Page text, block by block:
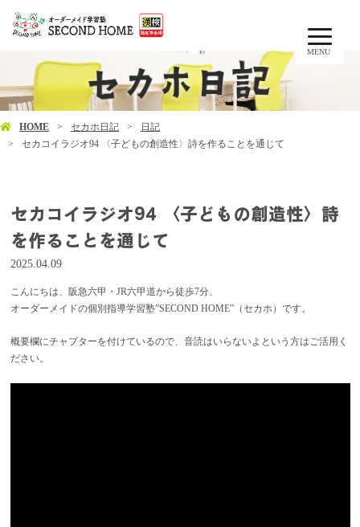
MENU
HOME セカホ日記
日記
セカコイラジオ94 〈子どもの創造性〉詩を作ることを通じて
セカコイラジオ94 〈子どもの創造性〉詩
を作ることを通じて
2025.04.09
こんにちは、阪急六甲・JR六甲道から徒歩7分、
オーダーメイドの個別指導学習塾”SECOND HOME”（セカホ）です。
概要欄にチャプターを付けているので、音読はいらないよという方はご活用く
ださい。